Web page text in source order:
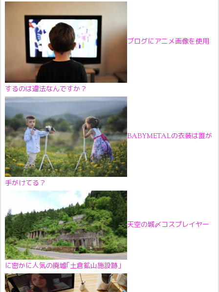
ブログにアニメ画像を使用
するのは違法なんですか？
BABYMETALの衣装は誰が
手がけてる？
天空の城〆コスプレイヤー
に密かに人気の廃墟｢土倉鉱山施設跡｣